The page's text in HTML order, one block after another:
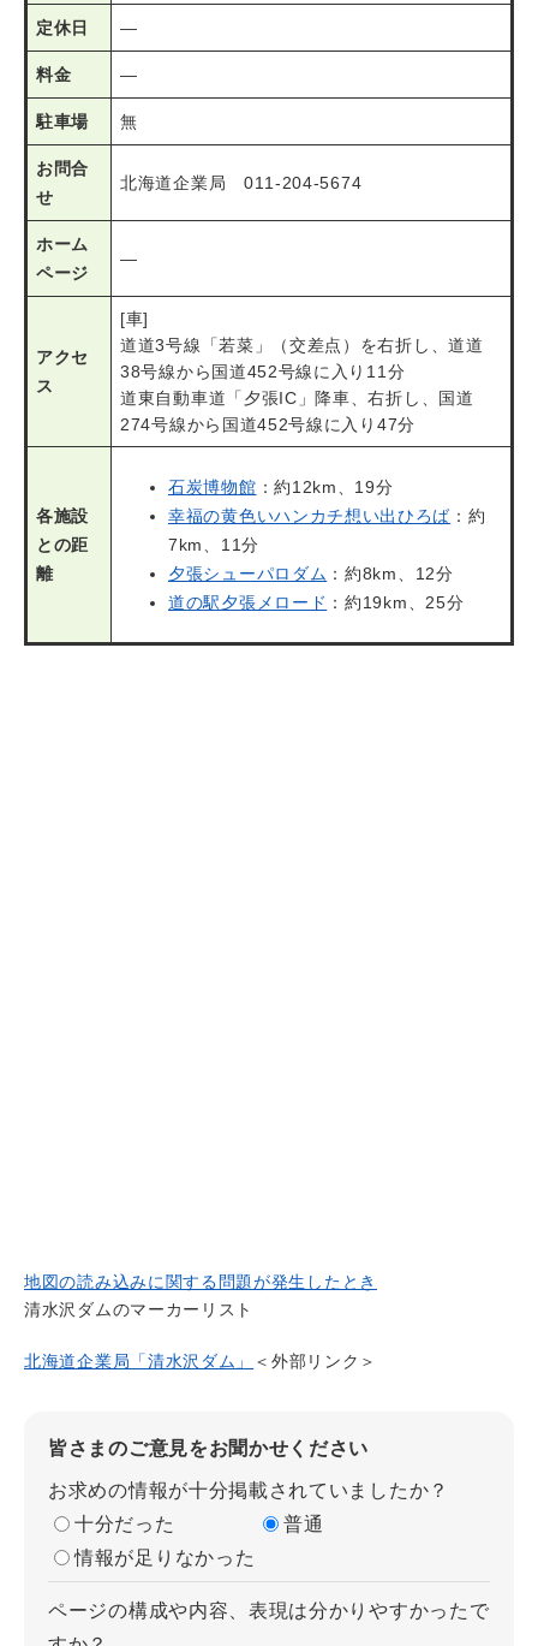
定休日 ―
料金 ―
駐車場 無
お問合
せ
北海道企業局 011-204-5674
ホーム
ページ
―
アクセ
ス
[車]
道道3号線「若菜」（交差点）を右折し、道道
38号線から国道452号線に入り11分
道東自動車道「夕張IC」降車、右折し、国道
274号線から国道452号線に入り47分
各施設
との距
離
石炭博物館 ：約12km、19分
幸福の黄色いハンカチ想い出ひろば ：約
7km、11分
夕張シューパロダム ：約8km、12分
道の駅夕張メロード ：約19km、25分
地図の読み込みに関する問題が発生したとき
清水沢ダムのマーカーリスト
北海道企業局「清水沢ダム」 ＜外部リンク＞
皆さまのご意見をお聞かせください
お求めの情報が十分掲載されていましたか？
十分だった
普通
情報が足りなかった
ページの構成や内容、表現は分かりやすかったで